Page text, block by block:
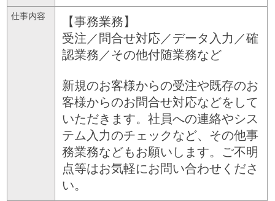
仕事内容
【事務業務】
受注／問合せ対応／データ入力／確
認業務／その他付随業務など
新規のお客様からの受注や既存のお
客様からのお問合せ対応などをして
いただきます。社員への連絡やシス
テム入力のチェックなど、その他事
務業務などもお願いします。ご不明
点等はお気軽にお問い合わせくださ
い。